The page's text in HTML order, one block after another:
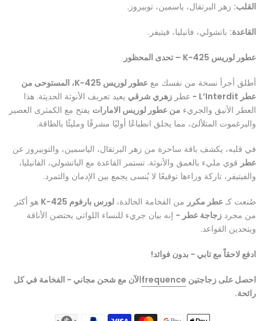
القلب: زهر البرتقال، ياسمين، توبيروز.
القاعدة: باتشولي، فانيليا، فيتيفر.
عطور لوريس K-425 – تحدى المحظور
أطلق أجرأ نسخة من نفسك مع
عطور لوريس K-425، المستوحى من
عطر L’Interdit -
عطر زهري شرقي يعيد تعريف الأنوثة الحديثة. هذا
العطر الأنيق والجريء من عطور لوريس الامارات يفتح مع الكمثرى العصير
والبرغموت المتلألئ، مما يخلق انطباعًا أوليًا مشرقًا ومليئًا بالطاقة.
في قلبه، يكشف باقة ساحرة من زهر البرتقال، الياسمين، والتوبيروز عن
عطر قوي مليء بالعمق والأنوثة. تستمر القاعدة مع الباتشولي، الفانيليا،
والفيتيفر، تاركة وراءها توقيعًا لا يُنسى يجمع بين الإدمان والتمرد.
صُنعت كـ عطر مكرر من الفخامة الخالدة، لورس بارفوم K-425
هو أكثر
من مجرد زجاجة عطر - إنه بيان جريء للنساء اللواتي يحتضن الأناقة
ويتحدين القواعد.
ادفع لاحقاً مع تابي - بدون فوائد!
احصل على زجاجتين frequenceالآن مع شحن مجاني - الفخامة في كل
رائحة.